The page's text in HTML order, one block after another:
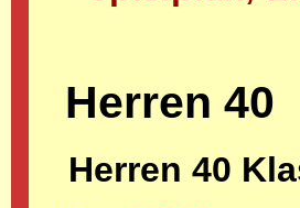
Herren 40
Herren 40